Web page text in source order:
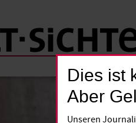
Dies ist
Aber
Unseren